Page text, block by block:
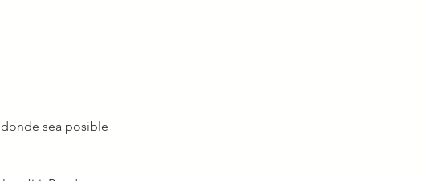
sea posible